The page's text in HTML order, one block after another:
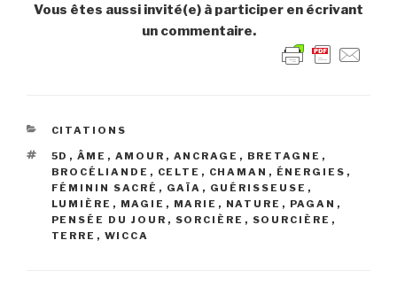
Vous êtes aussi invité(e) à participer en écrivant
un commentaire.
CATÉGORIES
CITATIONS
ÉTIQUETTES
5D , ÂME , AMOUR , ANCRAGE , BRETAGNE ,
BROCÉLIANDE , CELTE , CHAMAN , ÉNERGIES ,
FÉMININ SACRÉ , GAÏA , GUÉRISSEUSE ,
LUMIÈRE , MAGIE , MARIE , NATURE , PAGAN ,
PENSÉE DU JOUR , SORCIÈRE , SOURCIÈRE ,
TERRE , WICCA